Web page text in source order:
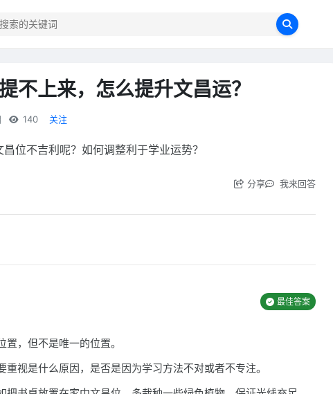
不上来，怎么提升文昌运？
140 关注
位不吉利呢？如何调整利于学业运势？
分享 我来回答
最佳答案
，但不是唯一的位置。
视是什么原因，是否是因为学习方法不对或者不专注。